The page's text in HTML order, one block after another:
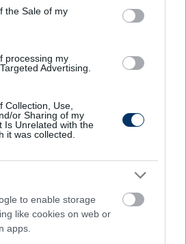
the Sale of my
processing my
Advertising.
Collection, Use,
or Sharing of my
Is Unrelated with the
it was collected.
to enable storage
like cookies on web or
apps.
Serie A, (ism.)
Serie A, (ism.)
Serie A, (ism.)
A, (ism.)
(ism.)
(ism.)